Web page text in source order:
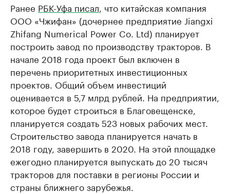
Ранее РБК-Уфа писал, что китайская компания
ООО «Чжифан» (дочернее предприятие Jiangxi
Zhifang Numerical Power Co. Ltd) планирует
построить завод по производству тракторов. В
начале 2018 года проект был включен в
перечень приоритетных инвестиционных
проектов. Общий объем инвестиций
оценивается в 5,7 млрд рублей. На предприятии,
которое будет строиться в Благовещенске,
планируется создать 523 новых рабочих мест.
Строительство завода планируется начать в
2018 году, завершить в 2020. На этой площадке
ежегодно планируется выпускать до 20 тысяч
тракторов для поставки в регионы России и
страны ближнего зарубежья.